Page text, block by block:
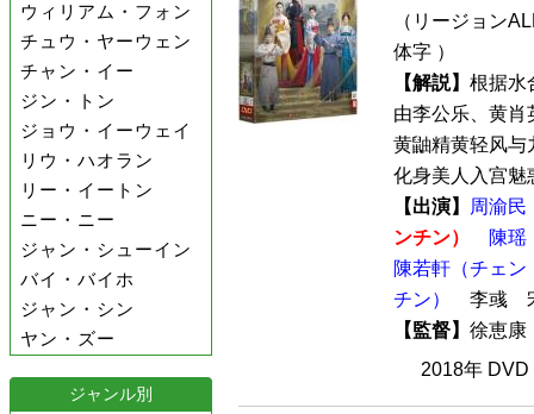
ウィリアム・フォン
チュウ・ヤーウェン
チャン・イー
ジン・トン
ジョウ・イーウェイ
リウ・ハオラン
リー・イートン
ニー・ニー
ジャン・シューイン
バイ・バイホ
ジャン・シン
ヤン・ズー
ジャンル別
（リージョン
体字 ）
【解説】 根据水
由李公乐、黄肖
黄鼬精黄轻风与
化身美人入宫魅
【出演】
周渝民
ンチン）
陳瑶
陳若軒（チェ
チン）
李彧
【監督】 徐恵
2018年